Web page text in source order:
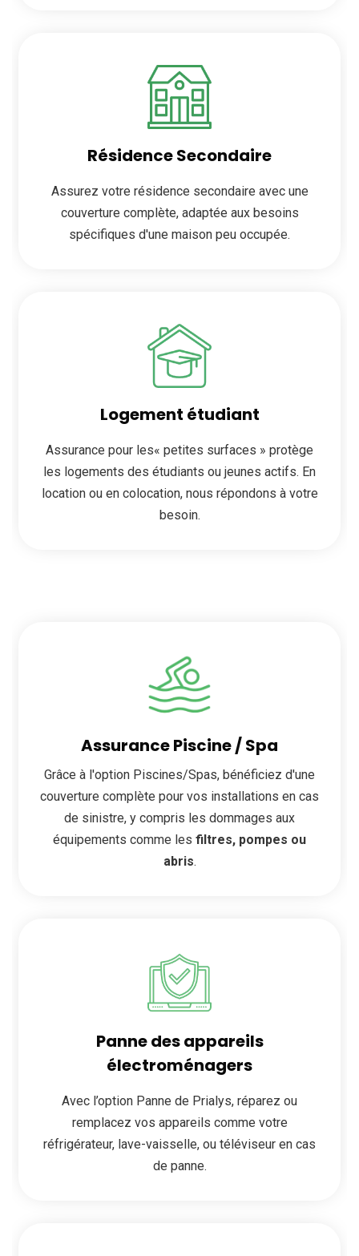
Résidence Secondaire
Assurez votre résidence secondaire avec une
couverture complète, adaptée aux besoins
spécifiques d'une maison peu occupée.
Logement étudiant
Assurance pour les« petites surfaces » protège
les logements des étudiants ou jeunes actifs. En
location ou en colocation, nous répondons à votre
besoin.
Assurance Piscine / Spa
Grâce à l'option Piscines/Spas, bénéficiez d'une
couverture complète pour vos installations en cas
de sinistre, y compris les dommages aux
équipements comme les filtres, pompes ou
abris.
Panne des appareils
électroménagers
Avec l’option Panne de Prialys, réparez ou
remplacez vos appareils comme votre
réfrigérateur, lave-vaisselle, ou téléviseur en cas
de panne.